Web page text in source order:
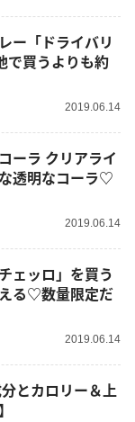
ー「ドライバリ
で買うよりも約
2019.06.14
ーラ クリアライ
透明なコーラ♡
2019.06.14
ェッロ」を買う
る♡数量限定だ
2019.06.14
とカロリー＆上